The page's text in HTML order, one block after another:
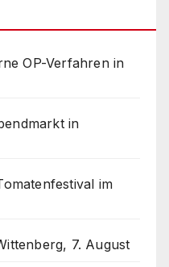
OP-Verfahren in
in
im
7. August